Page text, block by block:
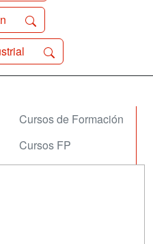
Cursos de Formación
Cursos FP